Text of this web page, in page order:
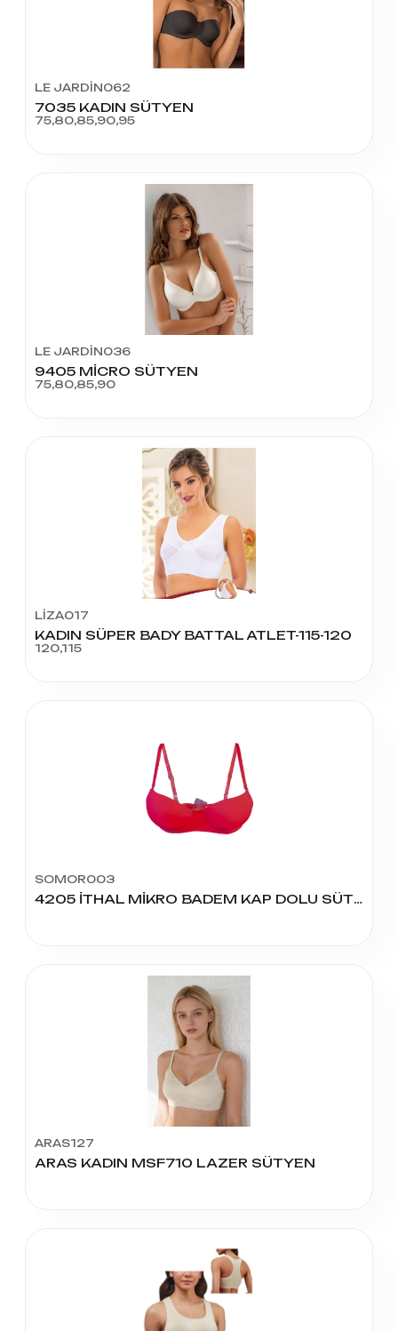
LE JARDİN062
7035 KADIN SÜTYEN
75,80,85,90,95
LE JARDİN036
9405 MİCRO SÜTYEN
75,80,85,90
LİZA017
KADIN SÜPER BADY BATTAL ATLET-115-120
120,115
SOMOR003
4205 İTHAL MİKRO BADEM KAP DOLU SÜTYEN
ARAS127
ARAS KADIN MSF710 LAZER SÜTYEN